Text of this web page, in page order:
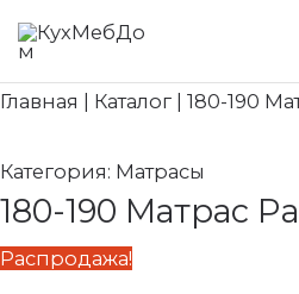
Перейти
содержимому
Главная Каталог 180-190
Категория: Матрасы
180-190 Матрас
Распродажа!
Первоначальная
составляла
370 ₽.
77
Search...